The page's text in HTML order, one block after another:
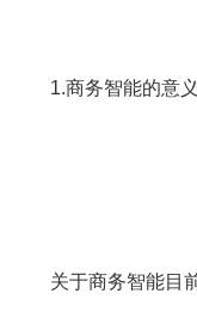
1.商务智能的意
关于商务智能目前